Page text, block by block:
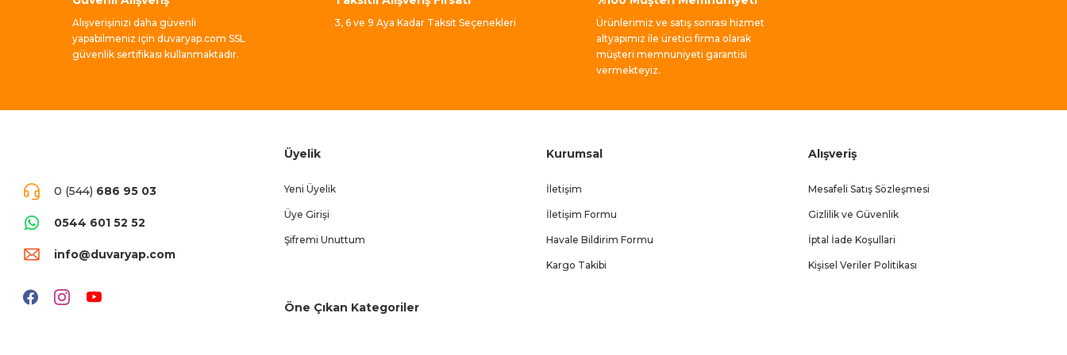
Alışverişinizi daha güvenli
yapabilmeniz için duvaryap.com SSL
güvenlik sertifikası kullanmaktadır.
3, 6 ve 9 Aya Kadar Taksit Seçenekleri
Ürünlerimiz ve satış sonrası hizmet
altyapımız ile üretici firma olarak
müşteri memnuniyeti garantisi
vermekteyiz.
0 (544) 686 95 03
0544 601 52 52
info@duvaryap.com
Üyelik
Yeni Üyelik
Üye Girişi
Şifremi Unuttum
Kurumsal
İletişim
İletişim Formu
Havale Bildirim Formu
Kargo Takibi
Alışveriş
Mesafeli Satış Sözleşmesi
Gizlilik ve Güvenlik
İptal İade Koşullari
Kişisel Veriler Politikası
Öne Çıkan Kategoriler